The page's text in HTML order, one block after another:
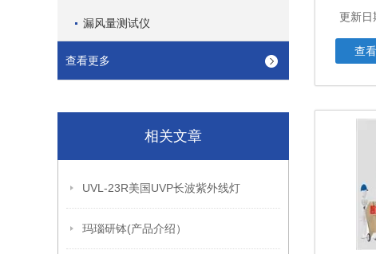
漏风量测试仪
查看更多
相关文章
UVL-23R美国UVP长波紫外线灯
玛瑙研钵(产品介绍）
更新日
查